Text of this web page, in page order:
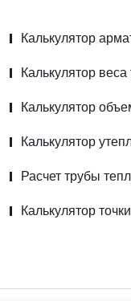
Калькулятор
Калькулятор
Калькулятор
Калькулятор
Расчет трубы
Калькулятор